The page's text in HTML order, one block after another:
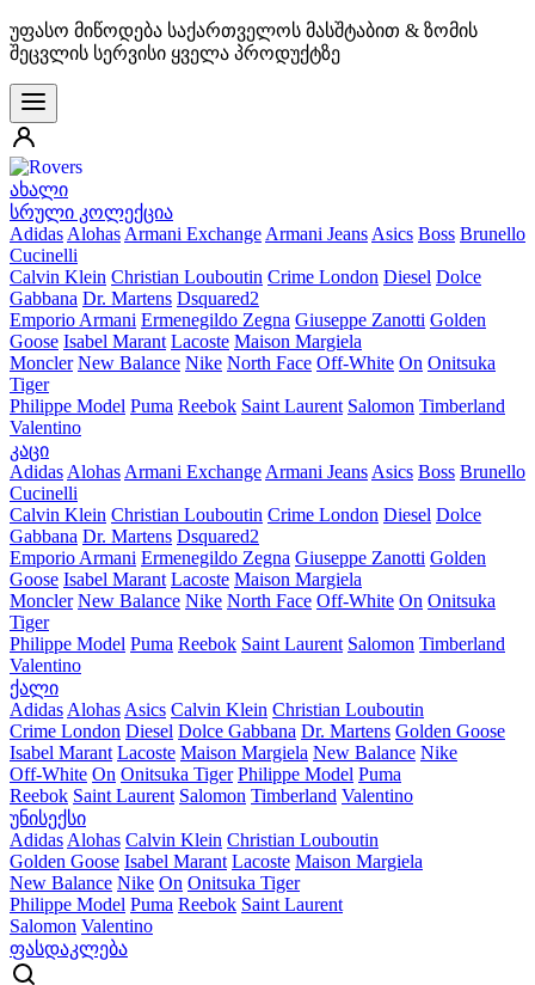
უფასო მიწოდება საქართველოს მასშტაბით & ზომის
შეცვლის სერვისი ყველა პროდუქტზე
ახალი
სრული კოლექცია
Adidas Alohas Armani Exchange Armani Jeans Asics Boss Brunello
Cucinelli
Calvin Klein Christian Louboutin Crime London Diesel Dolce
Gabbana Dr. Martens Dsquared2
Emporio Armani Ermenegildo Zegna Giuseppe Zanotti Golden
Goose Isabel Marant Lacoste Maison Margiela
Moncler New Balance Nike North Face Off-White On Onitsuka
Tiger
Philippe Model Puma Reebok Saint Laurent Salomon Timberland
Valentino
კაცი
Adidas Alohas Armani Exchange Armani Jeans Asics Boss Brunello
Cucinelli
Calvin Klein Christian Louboutin Crime London Diesel Dolce
Gabbana Dr. Martens Dsquared2
Emporio Armani Ermenegildo Zegna Giuseppe Zanotti Golden
Goose Isabel Marant Lacoste Maison Margiela
Moncler New Balance Nike North Face Off-White On Onitsuka
Tiger
Philippe Model Puma Reebok Saint Laurent Salomon Timberland
Valentino
ქალი
Adidas Alohas Asics Calvin Klein Christian Louboutin
Crime London Diesel Dolce Gabbana Dr. Martens Golden Goose
Isabel Marant Lacoste Maison Margiela New Balance Nike
Off-White On Onitsuka Tiger Philippe Model Puma
Reebok Saint Laurent Salomon Timberland Valentino
უნისექსი
Adidas Alohas Calvin Klein Christian Louboutin
Golden Goose Isabel Marant Lacoste Maison Margiela
New Balance Nike On Onitsuka Tiger
Philippe Model Puma Reebok Saint Laurent
Salomon Valentino
ფასდაკლება